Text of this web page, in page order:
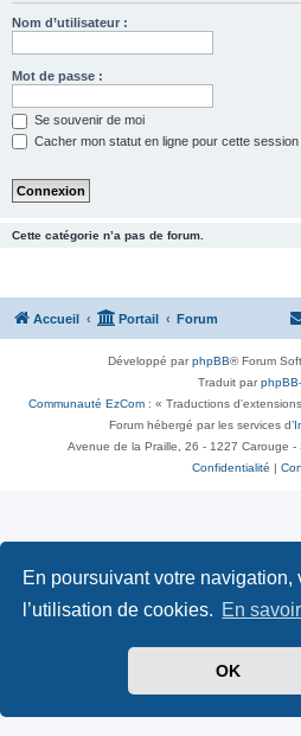
En poursuivant votre navigation,
l’utilisation de cookies. En
OK
Nom d’utilisateur :
Mot de passe :
Se souvenir de moi
Cacher mon statut en ligne pour cette session
Cette catégorie n’a pas de forum.
Accueil Portail Forum
Développé parphpBB® Forum
Traduit par
Communauté EzCom : « Traductions
Forum hébergé par les services d’
Avenue de la Praille, 26 - 1227 Carouge
Confidentialité